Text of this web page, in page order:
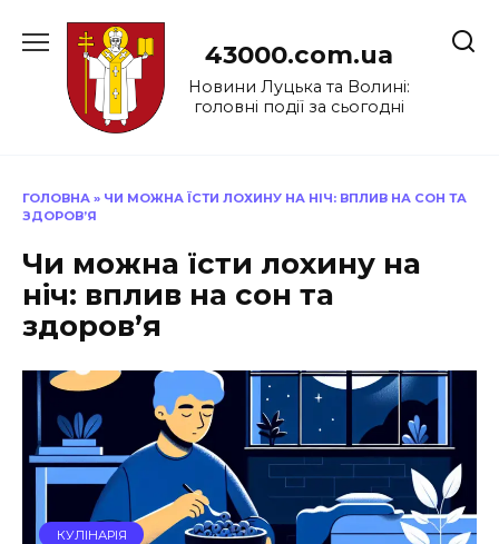
до
43000.com.ua
Новини Луцька та Волині:
головні події за сьогодні
ГОЛОВНА » ЧИ МОЖНА ЇСТИ ЛОХИНУ НА НІЧ: ВПЛИВ НА СОН ТА
ЗДОРОВ’Я
Чи можна їсти лохину на
ніч: вплив на сон та
здоров’я
КУЛІНАРІЯ